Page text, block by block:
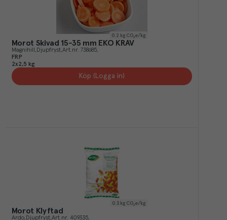
0.2 kg CO₂e/kg
Morot Skivad 15-35 mm EKO KRAV
Magnihill Djupfryst Art.nr. 738685
FRP
2x2,5 kg
Köp (Logga in)
0.3 kg CO₂e/kg
Morot Klyftad
Ardo Djupfryst Art.nr. 409335